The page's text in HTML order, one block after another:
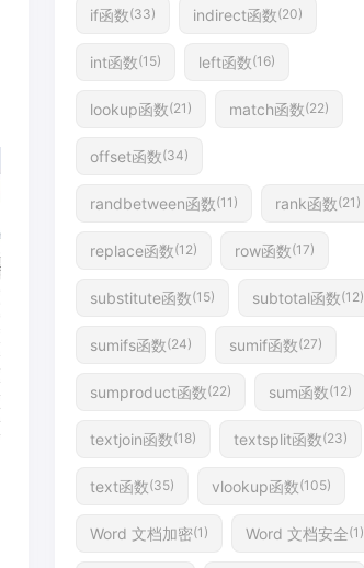
if函数(33) indirect函数(20)
int函数(15) left函数(16)
lookup函数(21) match函数(22)
offset函数(34)
randbetween函数(11) rank函数(21)
replace函数(12) row函数(17)
substitute函数(15) subtotal函数(12)
sumifs函数(24) sumif函数(27)
sumproduct函数(22) sum函数(12)
textjoin函数(18) textsplit函数(23)
text函数(35) vlookup函数(105)
Word 文档加密(1) Word 文档安全(1)